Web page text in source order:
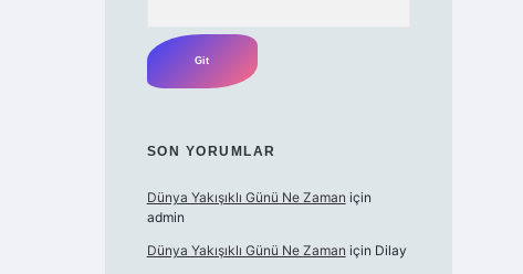
SON YORUMLAR
Dünya Yakışıklı Günü Ne Zaman için
admin
Dünya Yakışıklı Günü Ne Zaman için Dilay